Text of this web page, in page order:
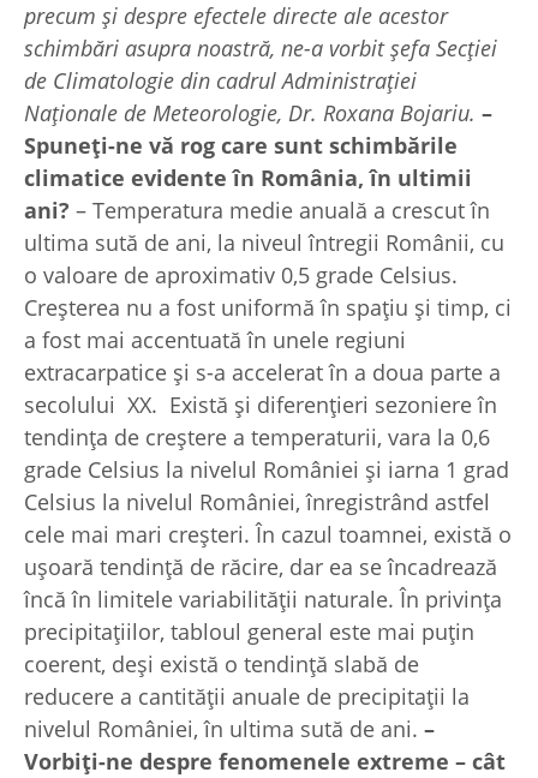
precum şi despre efectele directe ale acestor
schimbări asupra noastră, ne-a vorbit şefa Secţiei
de Climatologie din cadrul Administraţiei
Naţionale de Meteorologie, Dr. Roxana Bojariu. –
Spuneţi-ne vă rog care sunt schimbările
climatice evidente în România, în ultimii
ani? – Temperatura medie anuală a crescut în
ultima sută de ani, la niveul întregii Românii, cu
o valoare de aproximativ 0,5 grade Celsius.
Creşterea nu a fost uniformă în spaţiu şi timp, ci
a fost mai accentuată în unele regiuni
extracarpatice şi s-a accelerat în a doua parte a
secolului XX. Există şi diferenţieri sezoniere în
tendinţa de creştere a temperaturii, vara la 0,6
grade Celsius la nivelul României şi iarna 1 grad
Celsius la nivelul României, înregistrând astfel
cele mai mari creşteri. În cazul toamnei, există o
uşoară tendinţă de răcire, dar ea se încadrează
încă în limitele variabilităţii naturale. În privinţa
precipitaţiilor, tabloul general este mai puţin
coerent, deşi există o tendinţă slabă de
reducere a cantităţii anuale de precipitaţii la
nivelul României, în ultima sută de ani. –
Vorbiţi-ne despre fenomenele extreme – cât